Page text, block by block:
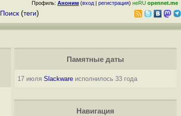
Профиль: Аноним (вход | регистрация) неRU opennet.me
Поиск (теги)
Памятные даты
17 июля Slackwareисполнилось 33 года
Навигация